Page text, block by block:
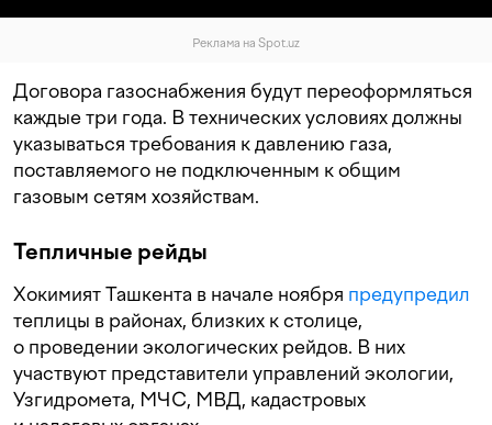
Реклама на Spot.uz
Договора газоснабжения будут переоформляться
каждые три года. В технических условиях должны
указываться требования к давлению газа,
поставляемого не подключенным к общим
газовым сетям хозяйствам.
Тепличные рейды
Хокимият Ташкента в начале ноября предупредил
теплицы в районах, близких к столице,
о проведении экологических рейдов. В них
участвуют представители управлений экологии,
Узгидромета, МЧС, МВД, кадастровых